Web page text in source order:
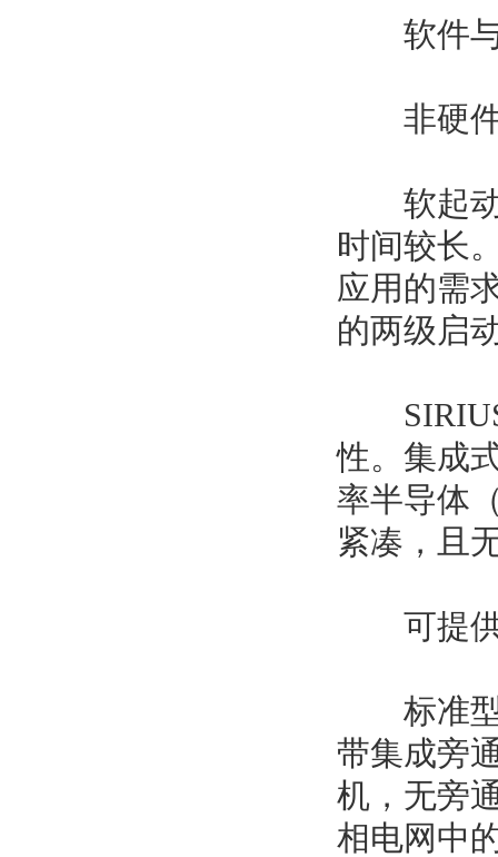
软件与
非硬件
软起动
时间较长
应用的需
的两级启
SIRIUS
性。集成
率半导体
紧凑，且
可提供
标准型
带集成旁
机，无旁
相电网中